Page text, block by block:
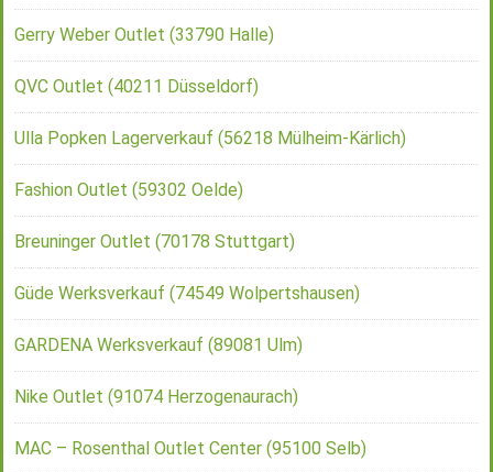
Gerry Weber Outlet (33790 Halle)
QVC Outlet (40211 Düsseldorf)
Ulla Popken Lagerverkauf (56218 Mülheim-Kärlich)
Fashion Outlet (59302 Oelde)
Breuninger Outlet (70178 Stuttgart)
Güde Werksverkauf (74549 Wolpertshausen)
GARDENA Werksverkauf (89081 Ulm)
Nike Outlet (91074 Herzogenaurach)
MAC – Rosenthal Outlet Center (95100 Selb)